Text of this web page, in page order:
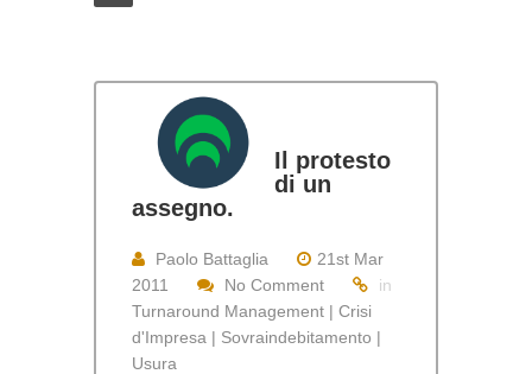
Il protesto
di un
assegno.
Paolo Battaglia
21st Mar
2011
No Comment
in
Turnaround Management | Crisi
d'Impresa | Sovraindebitamento |
Usura